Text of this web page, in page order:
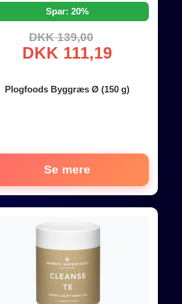
Spar: 20%
DKK 139,00
DKK 111,19
Plogfoods Byggræs Ø (150 g)
Se mere